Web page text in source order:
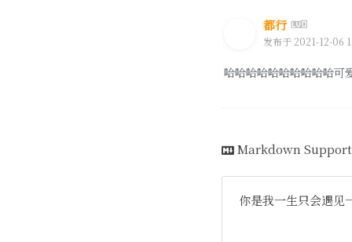
都行
发布于 2021-12-06
哈哈哈哈哈哈哈哈哈哈可
Markdown
你是我一生只会遇见